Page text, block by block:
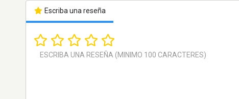
Escriba una reseña